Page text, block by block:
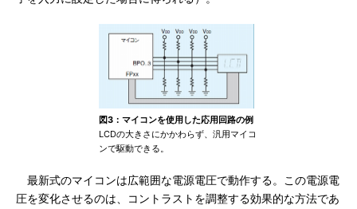
図3：マイコンを使用した応用回路の例
LCDの大きさにかかわらず、汎用マイコ
ンで駆動できる。
最新式のマイコンは広範囲な電源電圧で動作する。この電源電
圧を変化させるのは、コントラストを調整する効果的な方法であ